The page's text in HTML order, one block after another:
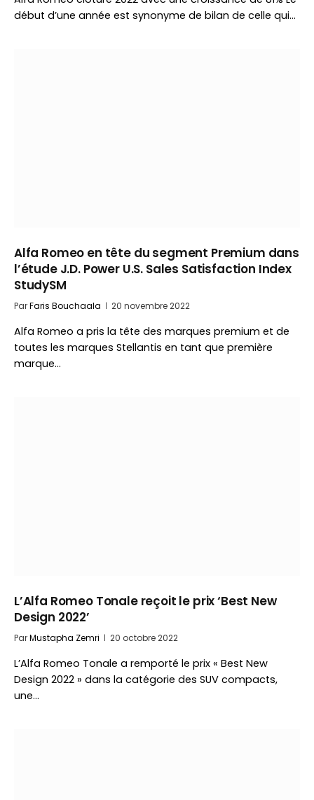
début d’une année est synonyme de bilan de celle qui…
Alfa Romeo en tête du segment Premium dans
l’étude J.D. Power U.S. Sales Satisfaction Index
StudySM
ParFaris Bouchaala 20 novembre 2022
Alfa Romeo a pris la tête des marques premium et de
toutes les marques Stellantis en tant que première
marque…
L’Alfa Romeo Tonale reçoit le prix ‘Best New
Design 2022’
ParMustapha Zemri 20 octobre 2022
L’Alfa Romeo Tonale a remporté le prix « Best New
Design 2022 » dans la catégorie des SUV compacts,
une…